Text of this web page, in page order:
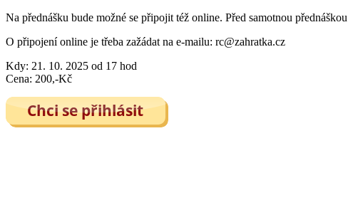
Na přednášku bude možné se připojit též online. Před samotnou
O připojení online je třeba zažádat na e-mailu: rc@zahratka.cz
Kdy: 21. 10. 2025 od 17 hod
Cena: 200,-Kč